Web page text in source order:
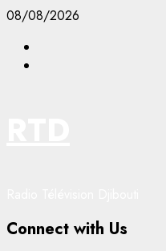
Aller
contenu
08/08/2026
Connect with Us